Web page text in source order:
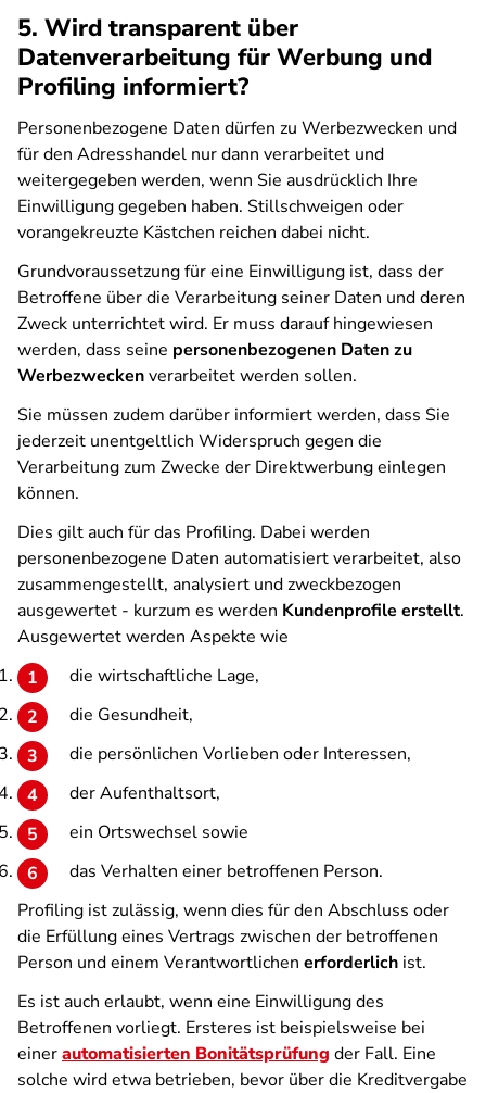
5. Wird transparent über
Datenverarbeitung für Werbung und
Profiling informiert?
Personenbezogene Daten dürfen zu Werbezwecken und
für den Adresshandel nur dann verarbeitet und
weitergegeben werden, wenn Sie ausdrücklich Ihre
Einwilligung gegeben haben. Stillschweigen oder
vorangekreuzte Kästchen reichen dabei nicht.
Grundvoraussetzung für eine Einwilligung ist, dass der
Betroffene über die Verarbeitung seiner Daten und deren
Zweck unterrichtet wird. Er muss darauf hingewiesen
werden, dass seine personenbezogenen Daten zu
Werbezweckenverarbeitet werden sollen.
Sie müssen zudem darüber informiert werden, dass Sie
jederzeit unentgeltlich Widerspruch gegen die
Verarbeitung zum Zwecke der Direktwerbung einlegen
können.
Dies gilt auch für das Profiling. Dabei werden
personenbezogene Daten automatisiert verarbeitet, also
zusammengestellt, analysiert und zweckbezogen
ausgewertet - kurzum es werden Kundenprofile erstellt.
Ausgewertet werden Aspekte wie
die wirtschaftliche Lage,
die Gesundheit,
die persönlichen Vorlieben oder Interessen,
der Aufenthaltsort,
ein Ortswechsel sowie
das Verhalten einer betroffenen Person.
Profiling ist zulässig, wenn dies für den Abschluss oder
die Erfüllung eines Vertrags zwischen der betroffenen
Person und einem Verantwortlichen erforderlich ist.
Es ist auch erlaubt, wenn eine Einwilligung des
Betroffenen vorliegt. Ersteres ist beispielsweise bei
einerautomatisierten Bonitätsprüfung der Fall. Eine
solche wird etwa betrieben, bevor über die Kreditvergabe